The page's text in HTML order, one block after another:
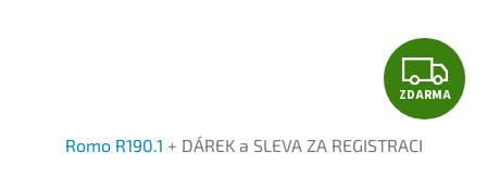
Z
D
ZDARMA
Romo R190.1 + DÁREK a SLEVA ZA REGISTRACI